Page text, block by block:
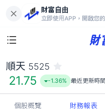
財富自由
立即使用APP，開啟您
21.75
-
順天 5525
21.75 -1.36% 最近更新時間
個股概覽 財務報表